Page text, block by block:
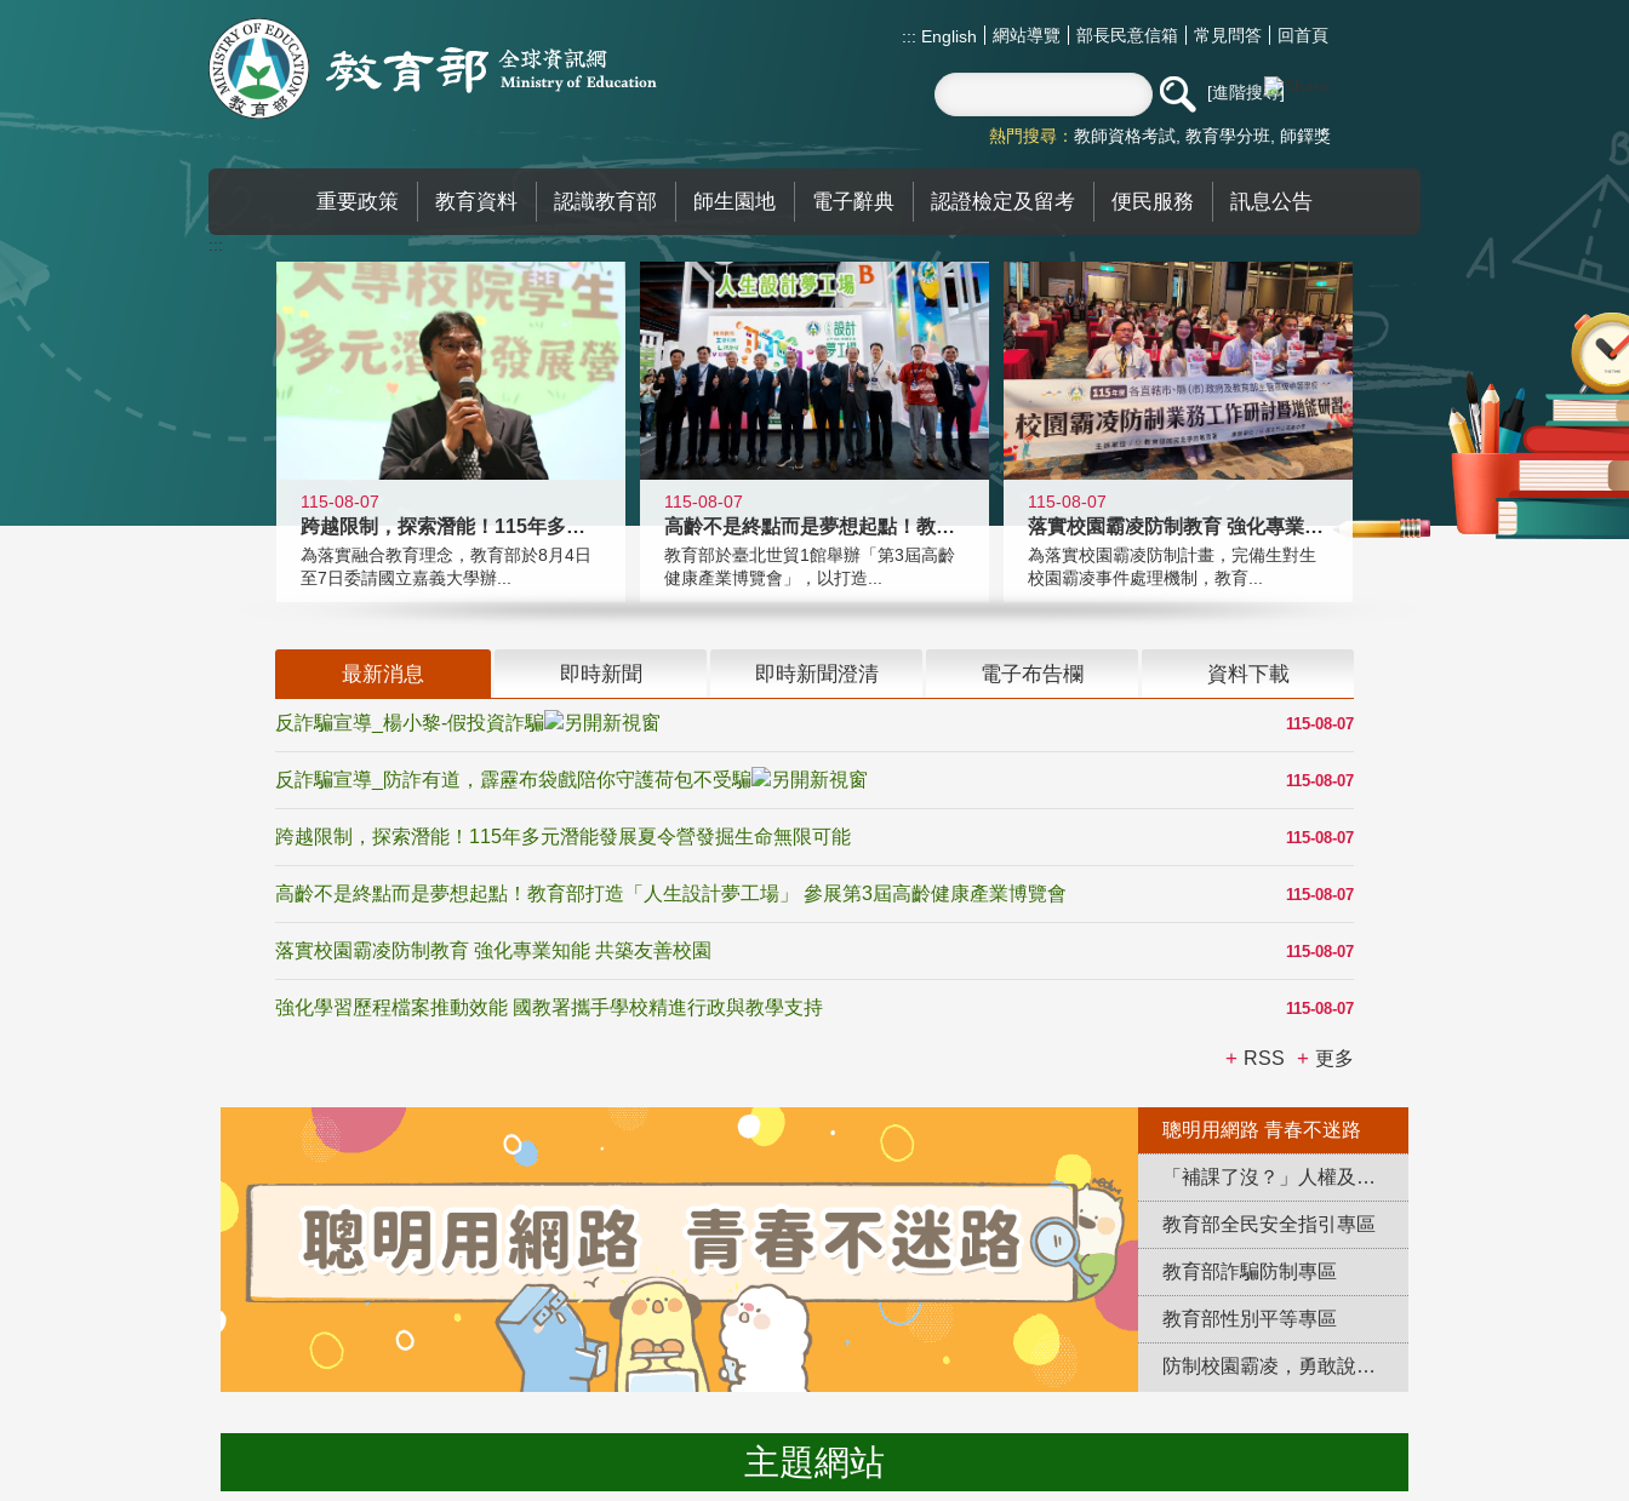
::: English 網站導覽 部長民意信箱 常見問答 回首頁
進階搜尋
熱門搜尋： 教師資格考試 教育學分班 師鐸獎
重要政策 教育資料 認識教育部 師生園地 電子辭典 認證檢定及留考 便民服務 訊息公告
:::
115-08-07
跨越限制，探索潛能！115年多元潛
為落實融合教育理念，教育部於8月4日
至7日委請國立嘉義大學辦...
115-08-07
高齡不是終點而是夢想起點！教育部打
教育部於臺北世貿1館舉辦「第3屆高齡
健康產業博覽會」，以打造...
115-08-07
落實校園霸凌防制教育 強化專業知能
為落實校園霸凌防制計畫，完備生對生
校園霸凌事件處理機制，教育...
最新消息 即時新聞 即時新聞澄清 電子布告欄 資料下載
115-08-07
反詐騙宣導_楊小黎-假投資詐騙
115-08-07
反詐騙宣導_防詐有道，霹靂布袋戲陪你守護荷包不受騙
115-08-07
跨越限制，探索潛能！115年多元潛能發展夏令營發掘生命無限可能
115-08-07
高齡不是終點而是夢想起點！教育部打造「人生設計夢工場」 參展第3屆高齡健康產業博覽會
115-08-07
落實校園霸凌防制教育 強化專業知能 共築友善校園
115-08-07
強化學習歷程檔案推動效能 國教署攜手學校精進行政與教學支持
RSS 更多
聰明用網路 青春不迷路
「補課了沒？」人權及轉型正義教育專區
教育部全民安全指引專區
教育部詐騙防制專區
教育部性別平等專區
防制校園霸凌，勇敢說出來！
主題網站